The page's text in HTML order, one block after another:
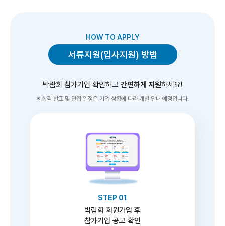
HOW TO APPLY
서류지원(입사지원) 방법
박람회 참가기업 확인하고 간편하게 지원하세요!
※ 합격 발표 및 면접 일정은 기업 상황에 따라 개별 안내 예정입니다.
STEP 01
박람회 회원가입 후
참가기업 공고 확인